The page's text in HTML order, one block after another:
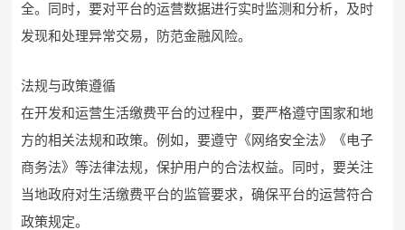
全。同时，要对平台的运营数据进行实时监测和分析，及时
发现和处理异常交易，防范金融风险。
法规与政策遵循
在开发和运营生活缴费平台的过程中，要严格遵守国家和地
方的相关法规和政策。例如，要遵守《网络安全法》《电子
商务法》等法律法规，保护用户的合法权益。同时，要关注
当地政府对生活缴费平台的监管要求，确保平台的运营符合
政策规定。